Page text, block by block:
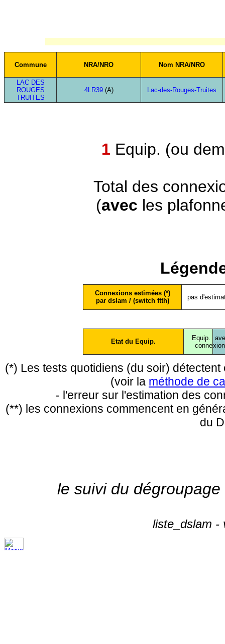
Commune NRA/NRO Nom NRA/NRO
LAC DES
ROUGES
TRUITES
4LR39(A) Lac-des-Rouges-Truites
1 Equip. (ou
Total des
(avec les
Connexions estimées (*)
par dslam / (switch ftth)
pas
Etat du Equip.
Equip.
conne
(*) Les tests quotidiens (du soir)
(voir la méthode de
- l'erreur sur l'estimation des
(**) les connexions commencent en
du
le suivi du
liste_dslam -